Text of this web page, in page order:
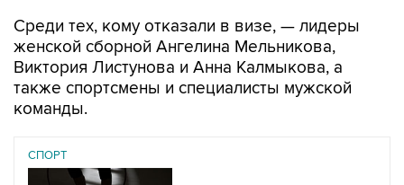
Среди тех, кому отказали в визе, — лидеры
женской сборной Ангелина Мельникова,
Виктория Листунова и Анна Калмыкова, а
также спортсмены и специалисты мужской
команды.
СПОРТ